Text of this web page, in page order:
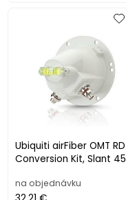
Ubiquiti airFiber OMT RD
Conversion Kit, Slant 45
na objednávku